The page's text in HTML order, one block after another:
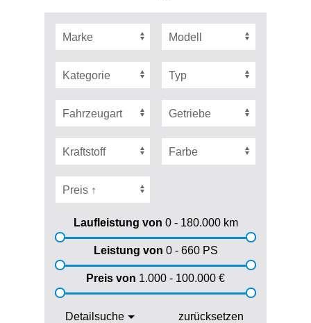
Laufleistung von 0 - 180.000km
Leistung von 0 - 660PS
Preis von 1.000 - 100.000 €
Detailsuche zurücksetzen